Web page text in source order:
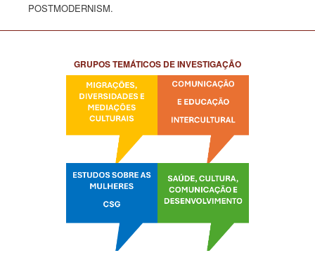
POSTMODERNISM.
GRUPOS TEMÁTICOS DE INVESTIGAÇÃO